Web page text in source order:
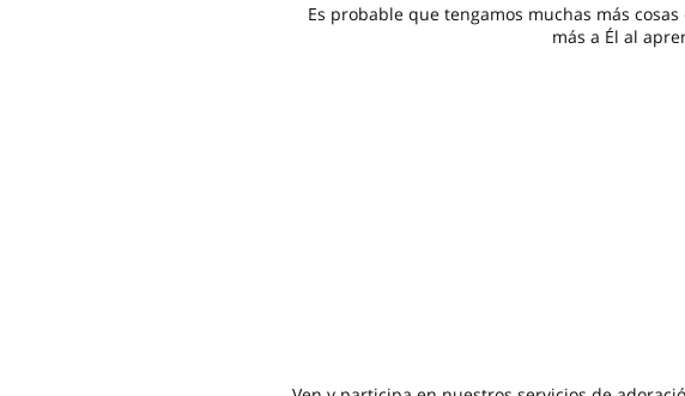
Es probable que tengamos muchas más
más a Él al